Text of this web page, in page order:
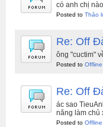
có anh chị
Posted to Thảo
Re: Off
ông "cuctim"
Posted to
Re: Off
ác sao
năng làm chủ
Posted to